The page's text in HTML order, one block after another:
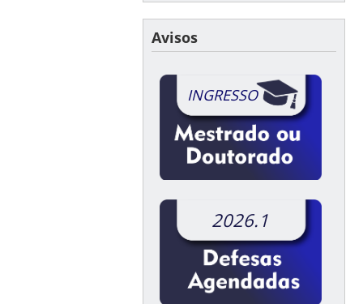
Avisos
INGRESSO
2026.1